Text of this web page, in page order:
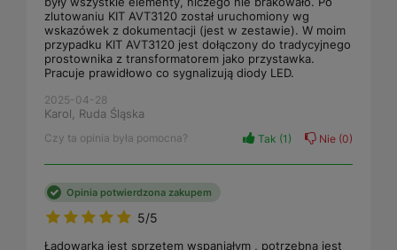
zlutowaniu KIT AVT3120 został uruchomiony wg
wskazówek z dokumentacji (jest w zestawie). W moim
przypadku KIT AVT3120 jest dołączony do tradycyjnego
prostownika z transformatorem jako przystawka.
Pracuje prawidłowo co sygnalizują diody LED.
2025-04-28
Karol, Ruda Śląska
Czy ta opinia była pomocna? Tak 1 Nie 0
5/5
Opinia potwierdzona zakupem
Ładowarka jest sprzętem wspaniałym , potrzebna jest